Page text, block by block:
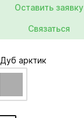
Оставить заявку
Связаться
Дуб арктик